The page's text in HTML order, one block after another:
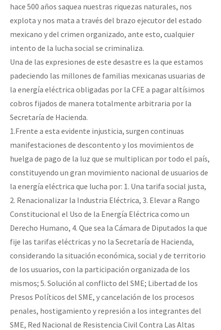
hace 500 años saquea nuestras riquezas naturales, nos
explota y nos mata a través del brazo ejecutor del estado
mexicano y del crimen organizado, ante esto, cualquier
intento de la lucha social se criminaliza.
Una de las expresiones de este desastre es la que estamos
padeciendo las millones de familias mexicanas usuarias de
la energía eléctrica obligadas por la CFE a pagar altísimos
cobros fijados de manera totalmente arbitraria por la
Secretaría de Hacienda.
1.Frente a esta evidente injusticia, surgen continuas
manifestaciones de descontento y los movimientos de
huelga de pago de la luz que se multiplican por todo el país,
constituyendo un gran movimiento nacional de usuarios de
la energía eléctrica que lucha por: 1. Una tarifa social justa,
2. Renacionalizar la Industria Eléctrica, 3. Elevar a Rango
Constitucional el Uso de la Energía Eléctrica como un
Derecho Humano, 4. Que sea la Cámara de Diputados la que
fije las tarifas eléctricas y no la Secretaría de Hacienda,
considerando la situación económica, social y de territorio
de los usuarios, con la participación organizada de los
mismos; 5. Solución al conflicto del SME; Libertad de los
Presos Políticos del SME, y cancelación de los procesos
penales, hostigamiento y represión a los integrantes del
SME, Red Nacional de Resistencia Civil Contra Las Altas